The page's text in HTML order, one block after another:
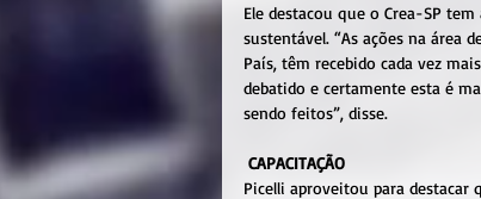
Ele destacou que o Crea-SP
sustentável. “As ações na área
País, têm recebido cada vez
debatido e certamente esta é
sendo feitos”, disse.
CAPACITAÇÃO
Picelli aproveitou para destacar